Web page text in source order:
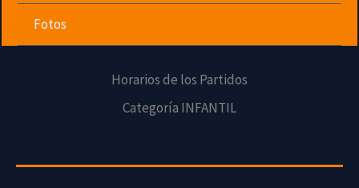
Fotos
Horarios de los Partidos
Categoría INFANTIL